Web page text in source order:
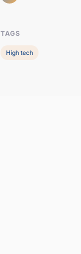
TAGS
High tech